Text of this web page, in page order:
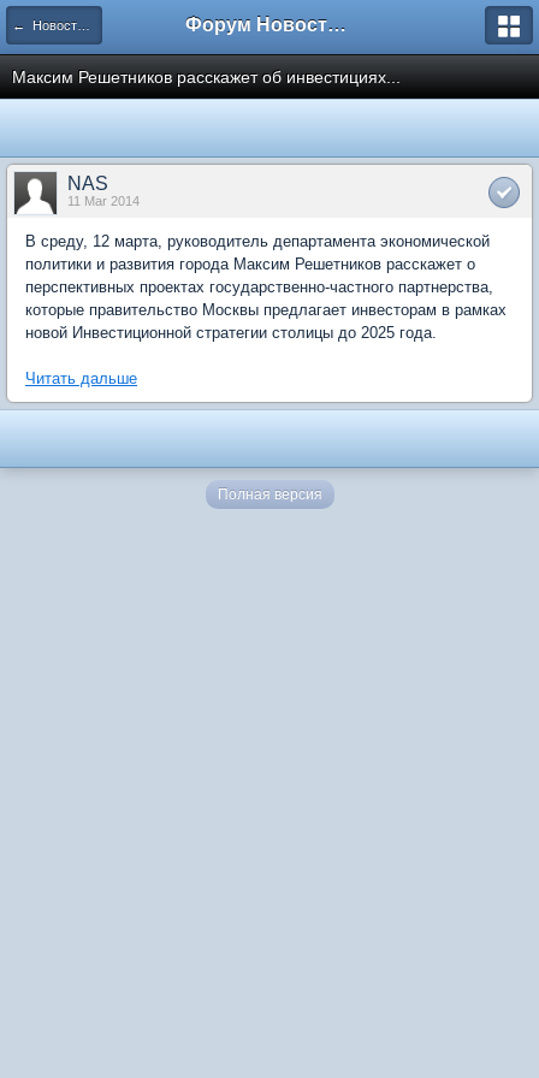
← Новости рынка недвижимости Форум Новостройки
Максим Решетников расскажет об инвестициях...
NAS
11 Mar 2014
В среду, 12 марта, руководитель департамента экономической
политики и развития города Максим Решетников расскажет о
перспективных проектах государственно-частного партнерства,
которые правительство Москвы предлагает инвесторам в рамках
новой Инвестиционной стратегии столицы до 2025 года.
Читать дальше
Полная версия